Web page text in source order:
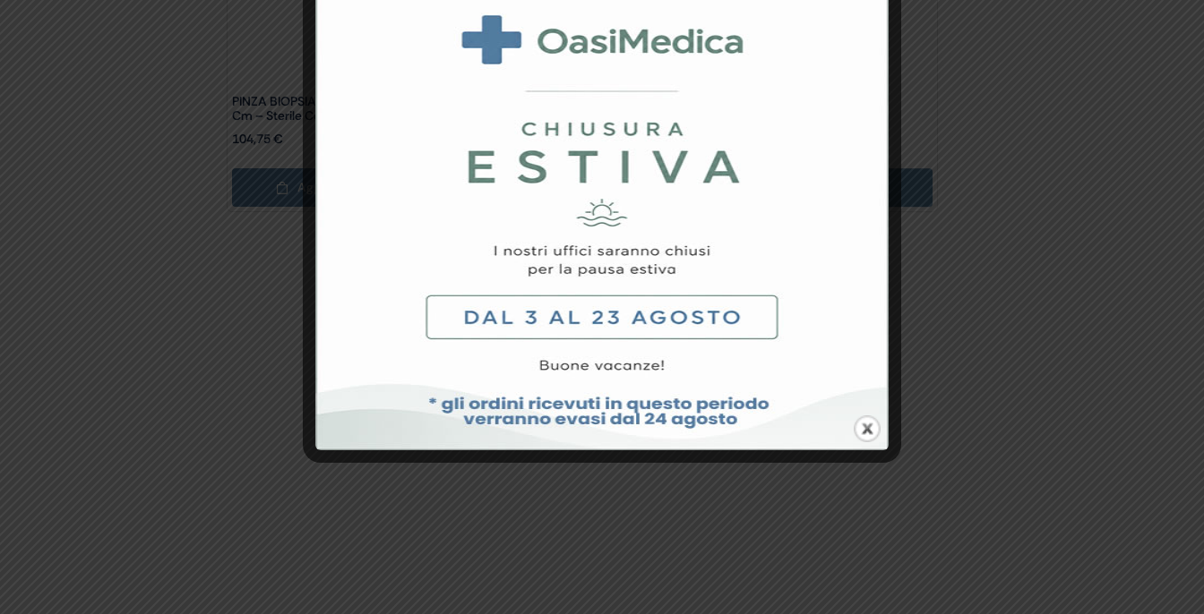
PINZA BIOPSIA GYN&PUSH 21,5
Cm – Sterile Conf. 25 Pz.
104,75 €
Aggiungi Al Carrello Aggiungi Al Carrello
PINZA BIPOLARE BAIONETTA 22
PINZA BIPOLARE BAIONETTA 24